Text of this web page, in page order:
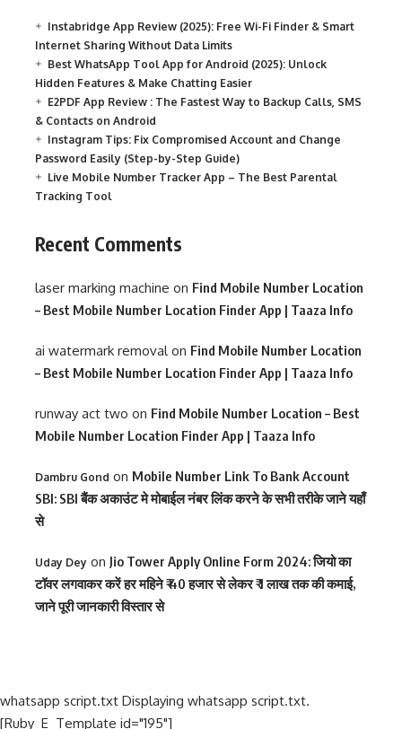
Instabridge App Review (2025): Free Wi-Fi Finder & Smart
Internet Sharing Without Data Limits
Best WhatsApp Tool App for Android (2025): Unlock
Hidden Features & Make Chatting Easier
E2PDF App Review : The Fastest Way to Backup Calls, SMS
& Contacts on Android
Instagram Tips: Fix Compromised Account and Change
Password Easily (Step-by-Step Guide)
Live Mobile Number Tracker App – The Best Parental
Tracking Tool
Recent Comments
laser marking machine on Find Mobile Number Location
– Best Mobile Number Location Finder App | Taaza Info
ai watermark removal on Find Mobile Number Location
– Best Mobile Number Location Finder App | Taaza Info
runway act two on Find Mobile Number Location – Best
Mobile Number Location Finder App | Taaza Info
Dambru Gond on Mobile Number Link To Bank Account
SBI: SBI बैंक अकाउंट मे मोबाईल नंबर लिंक करने के सभी तरीके जाने यहाँ
से
Uday Dey on Jio Tower Apply Online Form 2024: जियो का
टॉवर लगवाकर करें हर महिने ₹ 40 हजार से लेकर ₹ 1 लाख तक की कमाई,
जाने पूरी जानकारी विस्तार से
whatsapp script.txt Displaying whatsapp script.txt.
[Ruby_E_Template id="195"]